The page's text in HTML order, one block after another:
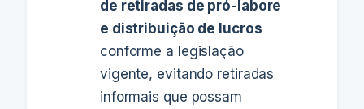
de retiradas de pró-labore
e distribuição de lucros
conforme a legislação
vigente, evitando retiradas
informais que possam